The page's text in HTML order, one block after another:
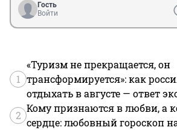
Гость
Войти
1
«Туризм не прекращается, он
трансформируется»: как
отдыхать в августе — ответ
2
Кому признаются в любви, а
сердце: любовный гороскоп